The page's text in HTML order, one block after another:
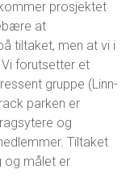
prosjektet
at
tiltaket, men at vi i
forutsetter et
gruppe (Linn-
parken er
og
Tiltaket
og målet er